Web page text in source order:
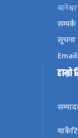
सम्पर्क
सूचना
Email:
हाम्रो